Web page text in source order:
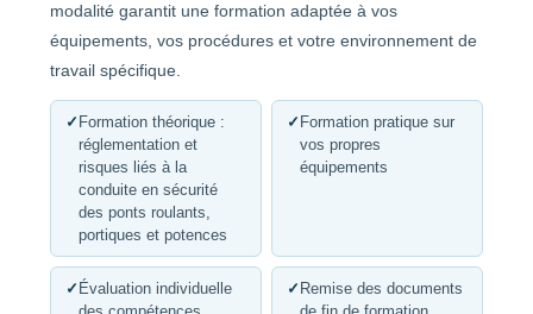
modalité garantit une formation adaptée à vos
équipements, vos procédures et votre environnement de
travail spécifique.
✓ Formation théorique :
réglementation et
risques liés à la
conduite en sécurité
des ponts roulants,
portiques et potences
✓ Formation pratique sur
vos propres
équipements
✓ Évaluation individuelle
✓ Remise des documents